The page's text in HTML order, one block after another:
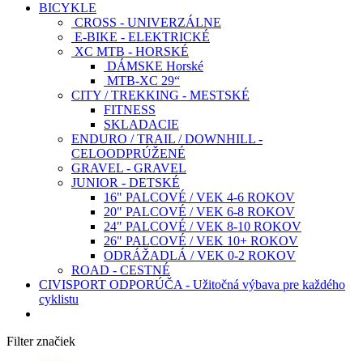
BICYKLE
CROSS - UNIVERZÁLNE
E-BIKE - ELEKTRICKÉ
XC MTB - HORSKÉ
DÁMSKE Horské
MTB-XC 29“
CITY / TREKKING - MESTSKÉ
FITNESS
SKLADACIE
ENDURO / TRAIL / DOWNHILL -
CELOODPRÚŽENÉ
GRAVEL - GRAVEL
JUNIOR - DETSKÉ
16" PALCOVÉ / VEK 4-6 ROKOV
20" PALCOVÉ / VEK 6-8 ROKOV
24" PALCOVÉ / VEK 8-10 ROKOV
26" PALCOVÉ / VEK 10+ ROKOV
ODRÁŽADLÁ / VEK 0-2 ROKOV
ROAD - CESTNÉ
CIVISPORT ODPORÚČA - Užitočná výbava pre každého
cyklistu
Filter značiek